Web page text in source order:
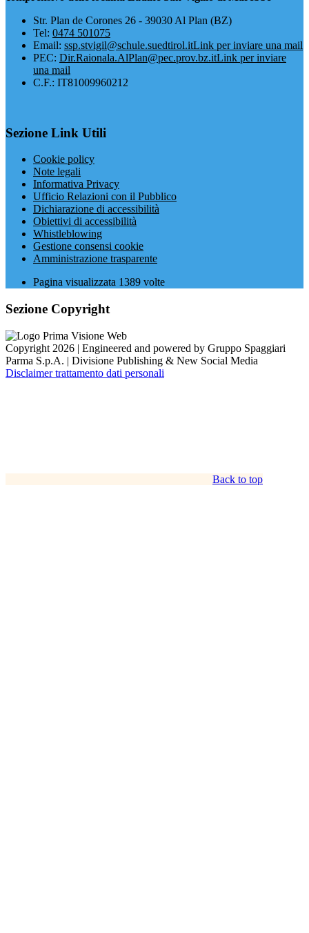
​Str. Plan de Corones 26 - 39030 Al Plan (BZ)
Tel: 0474 501075
Email: ssp.stvigil@schule.suedtirol.itLink per inviare una mail
PEC: Dir.Raionala.AlPlan@pec.prov.bz.itLink per inviare
una mail
C.F.: IT81009960212
Sezione Link Utili
Cookie policy
Note legali
Informativa Privacy
Ufficio Relazioni con il Pubblico
Dichiarazione di accessibilità
Obiettivi di accessibilità
Whistleblowing
Gestione consensi cookie
Amministrazione trasparente
Pagina visualizzata 1389 volte
Sezione Copyright
Copyright 2026 | Engineered and powered by Gruppo Spaggiari
Parma S.p.A. | Divisione Publishing & New Social Media
Disclaimer trattamento dati personali
Back to top